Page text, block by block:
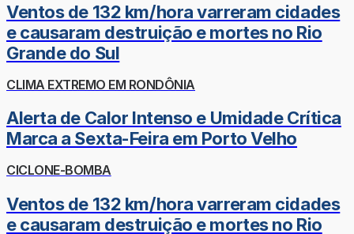
Ventos de 132 km/hora varreram cidades
e causaram destruição e mortes no Rio
Grande do Sul
CLIMA EXTREMO EM RONDÔNIA
Alerta de Calor Intenso e Umidade Crítica
Marca a Sexta-Feira em Porto Velho
CICLONE-BOMBA
Ventos de 132 km/hora varreram cidades
e causaram destruição e mortes no Rio